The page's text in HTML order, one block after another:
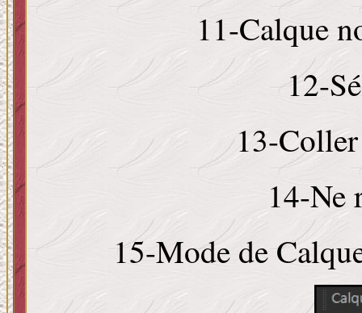
11-Calque
12-
13-
14-Ne
15-Mode de